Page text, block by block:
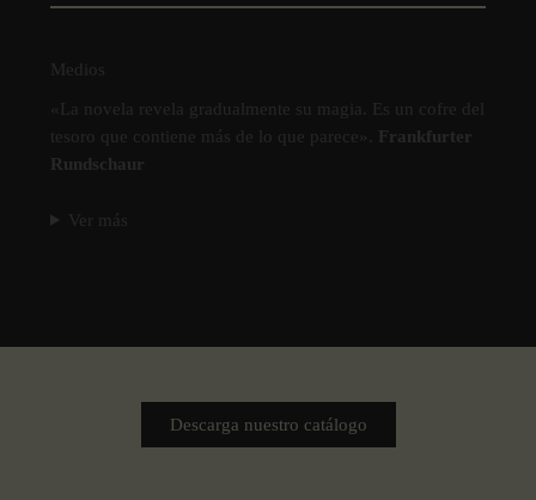
Medios
«La novela revela gradualmente su magia. Es un cofre del
tesoro que contiene más de lo que parece».
Frankfurter
Rundschaur
Ver más
Descarga nuestro catálogo